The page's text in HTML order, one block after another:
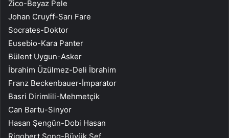
Zico-Beyaz Pele
Johan Cruyff-Sarı Fare
Socrates-Doktor
Eusebio-Kara Panter
Bülent Uygun-Asker
İbrahim Üzülmez-Deli İbrahim
Franz Beckenbauer-İmparator
Basri Dirimlili-Mehmetçik
Can Bartu-Sinyor
Hasan Şengün-Dobi Hasan